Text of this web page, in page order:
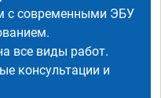
с современными ЭБУ
все виды работ.
консультации и